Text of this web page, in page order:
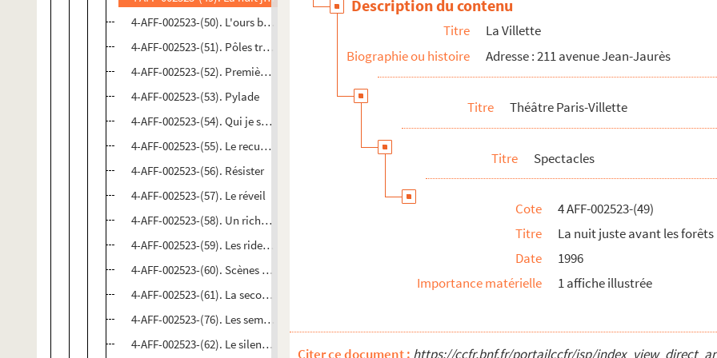
4-AFF-002523-(50). L'ours blanche ; Tolstoï la nuit
4-AFF-002523-(51). Pôles treize étroites têtes mon ami
4-AFF-002523-(52). Premières fiançailles de Franz K
4-AFF-002523-(53). Pylade
4-AFF-002523-(54). Qui je suis
4-AFF-002523-(55). Le recueil des petites heures
4-AFF-002523-(56). Résister
4-AFF-002523-(57). Le réveil
4-AFF-002523-(58). Un riche, trois pauvres
4-AFF-002523-(59). Les rideaux
4-AFF-002523-(60). Scènes ouvertes à l'insolite
4-AFF-002523-(61). La seconde surprise de l'amour
4-AFF-002523-(76). Les semaines de la marionnette à Paris
4-AFF-002523-(62). Le silence de Molière
Description du contenu
Titre
La Villette
Biographie ou histoire
Adresse : 211 avenue Jean-Jaurès
Titre Théâtre Paris-Villette
Titre Spectacles
Cote
4 AFF-002523-(49)
Titre
La nuit juste avant les forêts
Date
1996
Importance matérielle
1 affiche illustrée
Citer ce document : https://ccfr.bnf.fr/portailccfr/jsp/